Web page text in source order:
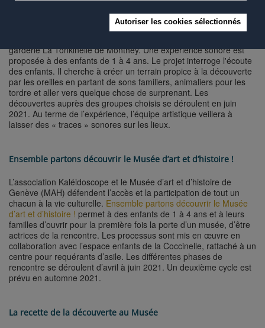
est un projet des productions Hors Cases, en
garderie La Tonkinelle de Monthey. Une expérience sonore est
proposée à des enfants de 1 à 4 ans. Le projet interroge l'écoute
des enfants. Il cherche à créer un terrain propice à la découverte
par les oreilles en partant de sons familiers, animaliers pour les
tordre et aller vers quelque chose de surprenant. Les
découvertes auprès des groupes choisis se déroulent en juin
2021. Au terme de l’expérience, l’équipe artistique veillera à
laisser des « traces » sonores sur les lieux.
Ensemble partons découvrir le Musée d’art et d’histoire !
L’association Kaléidoscope et le Musée d’art et d’histoire de
Genève (MAH) défendent l’accès et la participation de tout un
chacun à la vie culturelle. Ensemble partons découvrir le Musée
d’art et d’histoire ! permet à des enfants de 1 à 4 ans et à leurs
familles d’ouvrir pour la première fois la porte d’un musée, d’être
actrices de la rencontre. Les processus sont mis en œuvre en
collaboration avec l’espace enfants de la Coccinelle, rattaché à un
centre pour requérants d’asile. Les différentes phases de
rencontre se déroulent d’avril à juin 2021. Un deuxième cycle est
prévu en automne 2021.
La recette de la découverte au Musée